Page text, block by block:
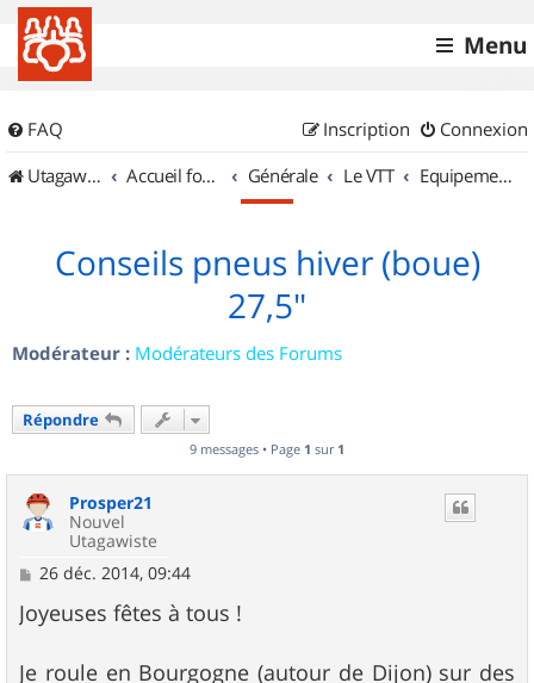
Menu
FAQ Connexion
Inscription
UtagawaVTT (Randos VTT et VTTAE avec traces GPS)
Accueil forum Générale Le VTT Equipements et Accessoires
Conseils pneus hiver (boue)
27,5"
Modérateur : Modérateurs des Forums
Répondre
9 messages • Page 1 sur 1
Prosper21
Nouvel
Utagawiste
M
s
s
g
26 déc. 2014, 09:44
Joyeuses fêtes à tous !
Je roule en Bourgogne (autour de Dijon) sur des